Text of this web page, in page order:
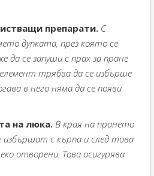
препарати. С
дупката, през която се
да се запуши с прах за пране
елемент трябва да се избърше
в него няма да се появи
на люка. В края на прането
с кърпа и след това
отворени. Това осигурява